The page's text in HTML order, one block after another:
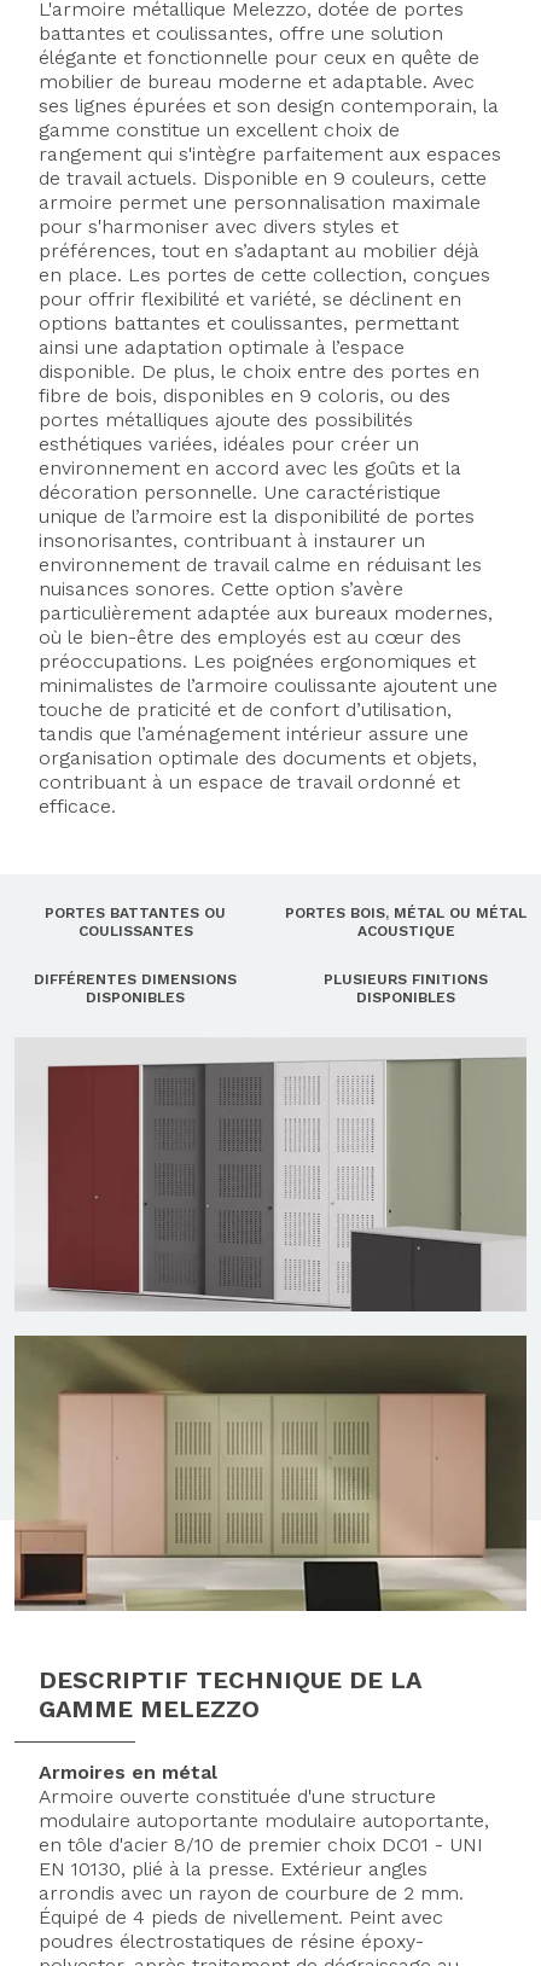
L'armoire métallique Melezzo, dotée de portes
battantes et coulissantes, offre une solution
élégante et fonctionnelle pour ceux en quête de
mobilier de bureau moderne et adaptable. Avec
ses lignes épurées et son design contemporain, la
gamme constitue un excellent choix de
rangement qui s'intègre parfaitement aux espaces
de travail actuels. Disponible en 9 couleurs, cette
armoire permet une personnalisation maximale
pour s'harmoniser avec divers styles et
préférences, tout en s’adaptant au mobilier déjà
en place. Les portes de cette collection, conçues
pour offrir flexibilité et variété, se déclinent en
options battantes et coulissantes, permettant
ainsi une adaptation optimale à l’espace
disponible. De plus, le choix entre des portes en
fibre de bois, disponibles en 9 coloris, ou des
portes métalliques ajoute des possibilités
esthétiques variées, idéales pour créer un
environnement en accord avec les goûts et la
décoration personnelle. Une caractéristique
unique de l’armoire est la disponibilité de portes
insonorisantes, contribuant à instaurer un
environnement de travail calme en réduisant les
nuisances sonores. Cette option s’avère
particulièrement adaptée aux bureaux modernes,
où le bien-être des employés est au cœur des
préoccupations. Les poignées ergonomiques et
minimalistes de l’armoire coulissante ajoutent une
touche de praticité et de confort d’utilisation,
tandis que l’aménagement intérieur assure une
organisation optimale des documents et objets,
contribuant à un espace de travail ordonné et
efficace.
PORTES BATTANTES OU
COULISSANTES
PORTES BOIS, MÉTAL OU MÉTAL
ACOUSTIQUE
DIFFÉRENTES DIMENSIONS
DISPONIBLES
PLUSIEURS FINITIONS
DISPONIBLES
DESCRIPTIF TECHNIQUE DE LA
GAMME MELEZZO
Armoires en métal
Armoire ouverte constituée d'une structure
modulaire autoportante modulaire autoportante,
en tôle d'acier 8/10 de premier choix DC01 - UNI
EN 10130, plié à la presse. Extérieur angles
arrondis avec un rayon de courbure de 2 mm.
Équipé de 4 pieds de nivellement. Peint avec
poudres électrostatiques de résine époxy-